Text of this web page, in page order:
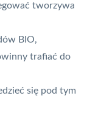
tworzywa
BIO,
trafiać do
się pod tym